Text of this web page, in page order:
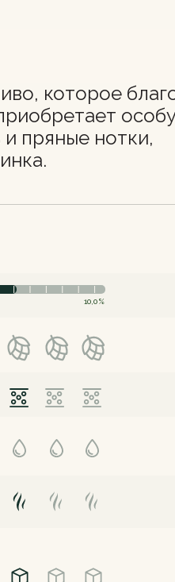
которое
пряные нотки,
10,0%